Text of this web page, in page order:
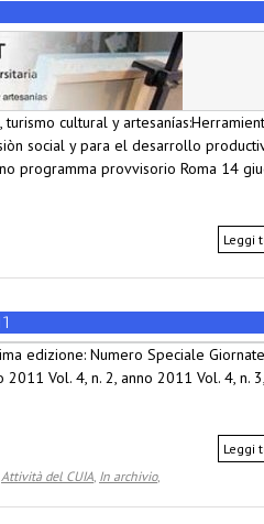
cultural y
social y para el desarrollo
programma provvisorio Roma 14
Leggi
edizione: Numero Speciale
Vol. 4, n. 2, anno 2011 Vol. 4, n. 3,
Leggi
Attività del CUIA, In archivio,